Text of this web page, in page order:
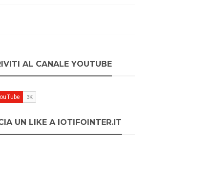
AL CANALE YOUTUBE
UN LIKE A IOTIFOINTER.IT